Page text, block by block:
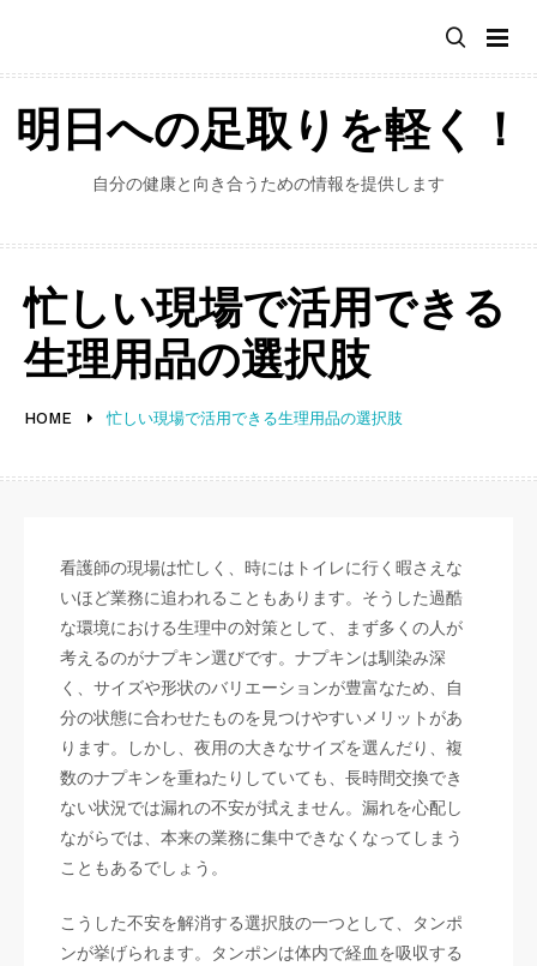
content
明日への足取りを軽く！
自分の健康と向き合うための情報を提供します
HOME 忙しい現場で活用できる生理用品の選択肢
忙しい現場で活用できる
生理用品の選択肢
看護師の現場は忙しく、時にはトイレに行く暇さえな
いほど業務に追われることもあります。そうした過酷
な環境における生理中の対策として、まず多くの人が
考えるのがナプキン選びです。ナプキンは馴染み深
く、サイズや形状のバリエーションが豊富なため、自
分の状態に合わせたものを見つけやすいメリットがあ
ります。しかし、夜用の大きなサイズを選んだり、複
数のナプキンを重ねたりしていても、長時間交換でき
ない状況では漏れの不安が拭えません。漏れを心配し
ながらでは、本来の業務に集中できなくなってしまう
こともあるでしょう。
こうした不安を解消する選択肢の一つとして、タンポ
ンが挙げられます。タンポンは体内で経血を吸収する